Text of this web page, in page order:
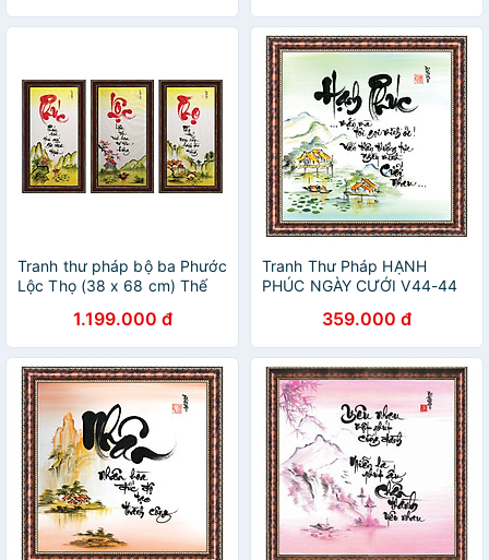
Tranh thư pháp bộ ba Phước
Lộc Thọ (38 x 68 cm) Thế
1.199.000 đ
Tranh Thư Pháp HẠNH
PHÚC NGÀY CƯỚI V44-44
359.000 đ